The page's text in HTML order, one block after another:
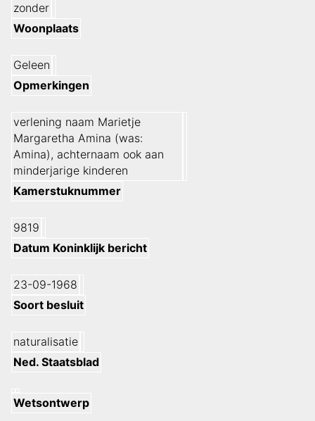
zonder
Woonplaats
Geleen
Opmerkingen
verlening naam Marietje
Margaretha Amina (was:
Amina), achternaam ook aan
minderjarige kinderen
Kamerstuknummer
9819
Datum Koninklijk bericht
23-09-1968
Soort besluit
naturalisatie
Ned. Staatsblad
Wetsontwerp